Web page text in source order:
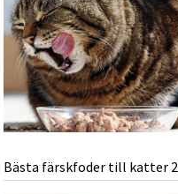
Bästa färskfoder till katter